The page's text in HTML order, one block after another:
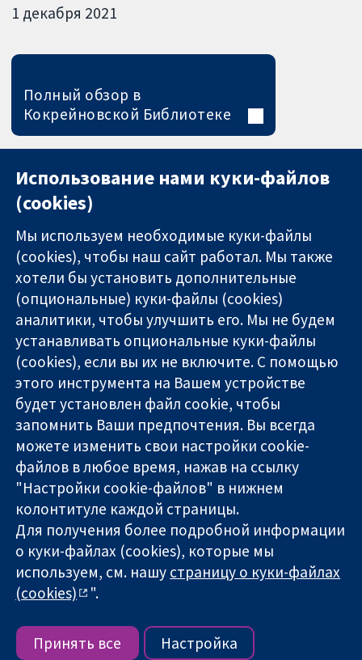
1 декабря 2021
Полный обзор в
Кокрейновской Библиотеке
Надёжные
доказательства
Информированные
решения
Во благо
здоровья
11-13 Cavendish
Square
London
W1G 0AN
United Kingdom
Связаться с
нами
Новости
Пресс-
служба
О нас
Работа
Cochrane
Library
The Cochrane Collaboration is a charity (no. 1045921) and a
company limited by guarantee (no. 03044323) registered in
England & Wales. VAT registration number GB 718 2127 49.
Copyright © 2026 The Cochrane Collaboration
Условия использования веб-сайта|Отказ от
ответственности|Конфиденциальность
Использование нами куки-файлов
(cookies)
Мы используем необходимые куки-файлы
(cookies), чтобы наш сайт работал. Мы также
хотели бы установить дополнительные
(опциональные) куки-файлы (cookies)
аналитики, чтобы улучшить его. Мы не будем
устанавливать опциональные куки-файлы
(cookies), если вы их не включите. С помощью
этого инструмента на Вашем устройстве
будет установлен файл cookie, чтобы
запомнить Ваши предпочтения. Вы всегда
можете изменить свои настройки cookie-
файлов в любое время, нажав на ссылку
"Настройки cookie-файлов" в нижнем
колонтитуле каждой страницы.
Для получения более подробной информации
о куки-файлах (cookies), которые мы
используем, см. нашу страницу о куки-файлах
(cookies)
".
Принять все Настройка